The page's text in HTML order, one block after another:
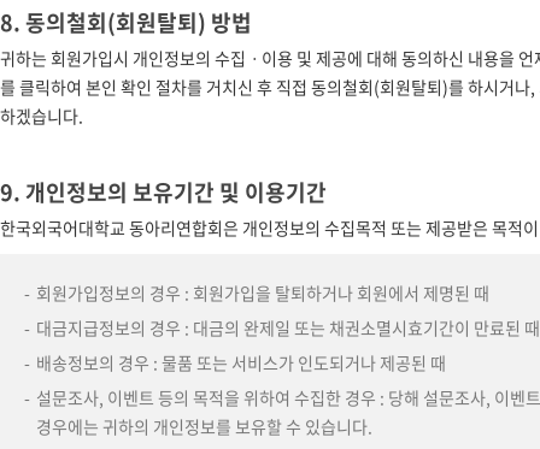
8. 동의철회(회원탈퇴) 방법
귀하는 회원가입시 개인정보의 수집ㆍ이용 및 제공에 대해 동의하신 내용을
를 클릭하여 본인 확인 절차를 거치신 후 직접 동의철회(회원탈퇴)를 하시거
하겠습니다.
9. 개인정보의 보유기간 및 이용기간
한국외국어대학교 동아리연합회은 개인정보의 수집목적 또는 제공받은 목적
회원가입정보의 경우 : 회원가입을 탈퇴하거나 회원에서 제명된 때
대금지급정보의 경우 : 대금의 완제일 또는 채권소멸시효기간이 만료된 때
배송정보의 경우 : 물품 또는 서비스가 인도되거나 제공된 때
설문조사, 이벤트 등의 목적을 위하여 수집한 경우 : 당해 설문조사, 이
경우에는 귀하의 개인정보를 보유할 수 있습니다.